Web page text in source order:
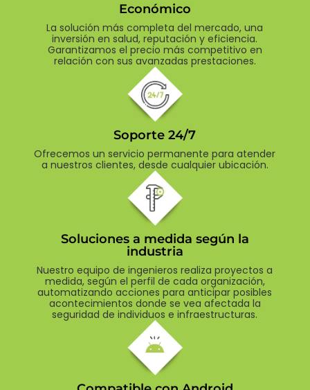
Económico
La solución más completa del mercado, una
inversión en salud, reputación y eficiencia.
Garantizamos el precio más competitivo en
relación con sus avanzadas prestaciones.
Soporte 24/7
Ofrecemos un servicio permanente para atender
a nuestros clientes, desde cualquier ubicación.
Soluciones a medida según la
industria
Nuestro equipo de ingenieros realiza proyectos a
medida, según el perfil de cada organización,
automatizando acciones para anticipar posibles
acontecimientos donde se vea afectada la
seguridad de individuos e infraestructuras.